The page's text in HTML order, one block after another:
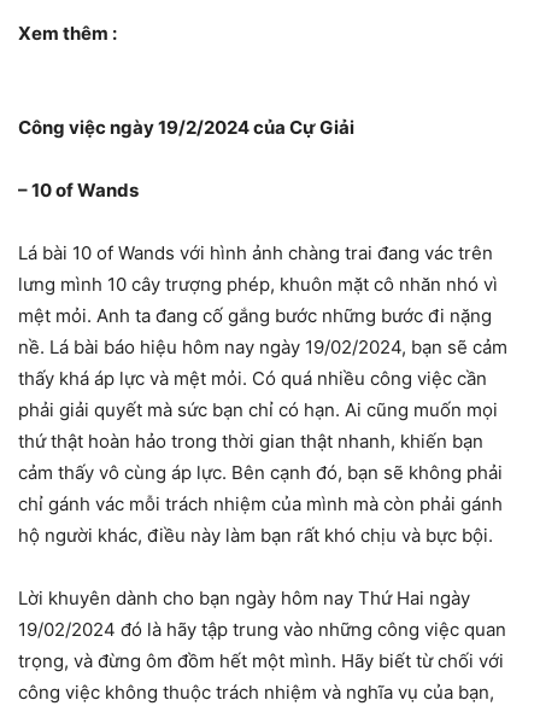
Xem thêm :
Công việc ngày 19/2/2024 của Cự Giải
– 10 of Wands
Lá bài 10 of Wands với hình ảnh chàng trai đang vác trên
lưng mình 10 cây trượng phép, khuôn mặt cô nhăn nhó vì
mệt mỏi. Anh ta đang cố gắng bước những bước đi nặng
nề. Lá bài báo hiệu hôm nay ngày 19/02/2024, bạn sẽ cảm
thấy khá áp lực và mệt mỏi. Có quá nhiều công việc cần
phải giải quyết mà sức bạn chỉ có hạn. Ai cũng muốn mọi
thứ thật hoàn hảo trong thời gian thật nhanh, khiến bạn
cảm thấy vô cùng áp lực. Bên cạnh đó, bạn sẽ không phải
chỉ gánh vác mỗi trách nhiệm của mình mà còn phải gánh
hộ người khác, điều này làm bạn rất khó chịu và bực bội.
Lời khuyên dành cho bạn ngày hôm nay Thứ Hai ngày
19/02/2024 đó là hãy tập trung vào những công việc quan
trọng, và đừng ôm đồm hết một mình. Hãy biết từ chối với
công việc không thuộc trách nhiệm và nghĩa vụ của bạn,